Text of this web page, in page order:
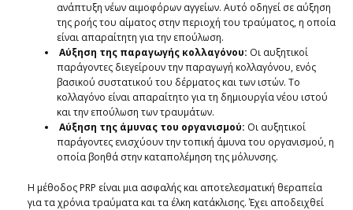
ανάπτυξη νέων αιμοφόρων αγγείων. Αυτό οδηγεί σε αύξηση
της ροής του αίματος στην περιοχή του τραύματος, η οποία
είναι απαραίτητη για την επούλωση.
Αύξηση της παραγωγής κολλαγόνου: Οι αυξητικοί
παράγοντες διεγείρουν την παραγωγή κολλαγόνου, ενός
βασικού συστατικού του δέρματος και των ιστών. Το
κολλαγόνο είναι απαραίτητο για τη δημιουργία νέου ιστού
και την επούλωση των τραυμάτων.
Αύξηση της άμυνας του οργανισμού: Οι αυξητικοί
παράγοντες ενισχύουν την τοπική άμυνα του οργανισμού, η
οποία βοηθά στην καταπολέμηση της μόλυνσης.
Η μέθοδος PRP είναι μια ασφαλής και αποτελεσματική θεραπεία
για τα χρόνια τραύματα και τα έλκη κατάκλισης. Έχει αποδειχθεί